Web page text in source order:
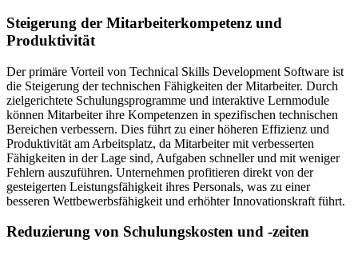
Steigerung der Mitarbeiterkompetenz und
Produktivität
Der primäre Vorteil von Technical Skills Development Software ist
die Steigerung der technischen Fähigkeiten der Mitarbeiter. Durch
zielgerichtete Schulungsprogramme und interaktive Lernmodule
können Mitarbeiter ihre Kompetenzen in spezifischen technischen
Bereichen verbessern. Dies führt zu einer höheren Effizienz und
Produktivität am Arbeitsplatz, da Mitarbeiter mit verbesserten
Fähigkeiten in der Lage sind, Aufgaben schneller und mit weniger
Fehlern auszuführen. Unternehmen profitieren direkt von der
gesteigerten Leistungsfähigkeit ihres Personals, was zu einer
besseren Wettbewerbsfähigkeit und erhöhter Innovationskraft führt.
Reduzierung von Schulungskosten und -zeiten